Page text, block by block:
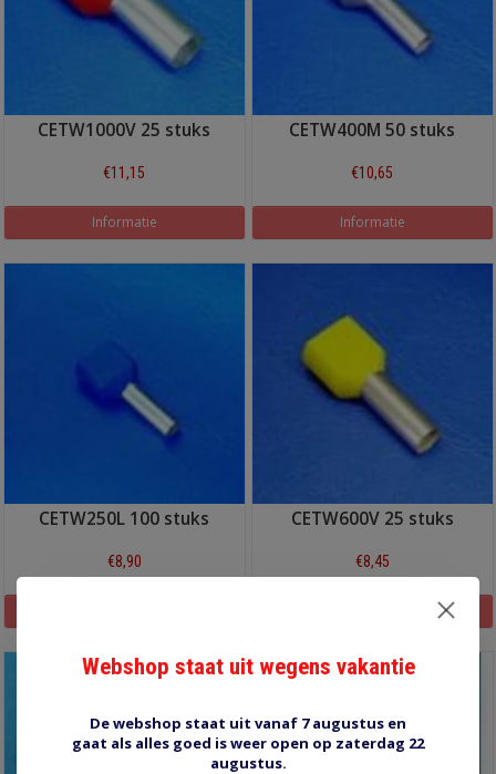
CETW1000V 25 stuks
€11,15
Informatie
CETW400M 50 stuks
€10,65
Informatie
CETW250L 100 stuks
€8,90
CETW600V 25 stuks
€8,45
Webshop staat uit wegens vakantie
De webshop staat uit vanaf 7 augustus en
gaat als alles goed is weer open op zaterdag 22
augustus.